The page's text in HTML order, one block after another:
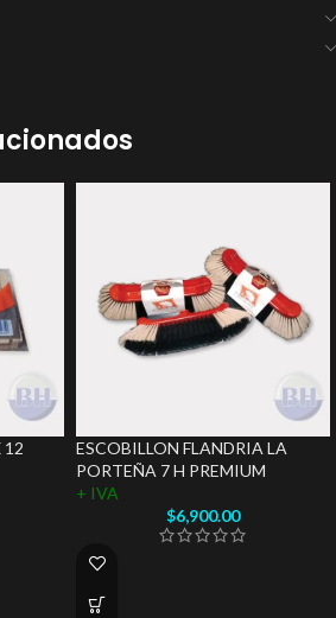
12
ESCOBILLON FLANDRIA LA
PORTEÑA 7 H PREMIUM
+ IVA
$6,900.00